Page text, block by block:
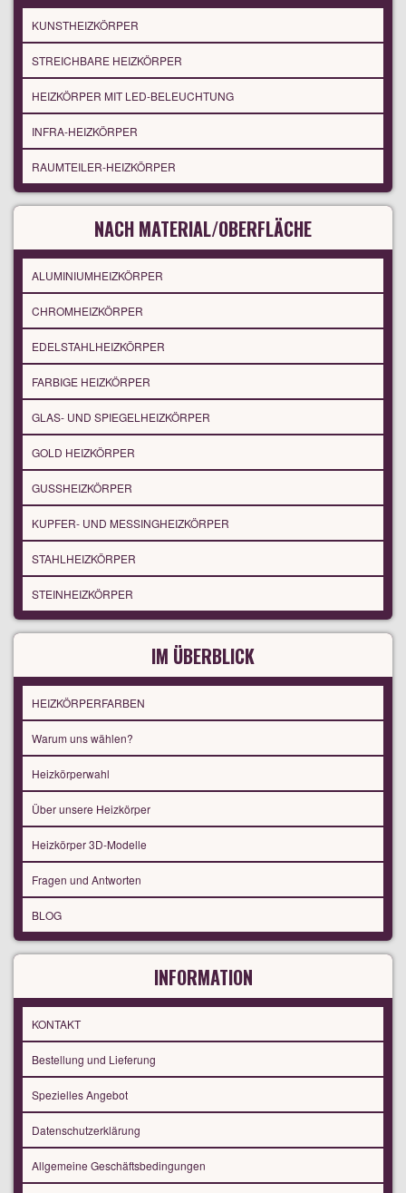
KUNSTHEIZKÖRPER
STREICHBARE HEIZKÖRPER
HEIZKÖRPER MIT LED-BELEUCHTUNG
INFRA-HEIZKÖRPER
RAUMTEILER-HEIZKÖRPER
NACH MATERIAL/OBERFLÄCHE
ALUMINIUMHEIZKÖRPER
CHROMHEIZKÖRPER
EDELSTAHLHEIZKÖRPER
FARBIGE HEIZKÖRPER
GLAS- UND SPIEGELHEIZKÖRPER
GOLD HEIZKÖRPER
GUSSHEIZKÖRPER
KUPFER- UND MESSINGHEIZKÖRPER
STAHLHEIZKÖRPER
STEINHEIZKÖRPER
IM ÜBERBLICK
HEIZKÖRPERFARBEN
Warum uns wählen?
Heizkörperwahl
Über unsere Heizkörper
Heizkörper 3D-Modelle
Fragen und Antworten
BLOG
INFORMATION
KONTAKT
Bestellung und Lieferung
Spezielles Angebot
Datenschutzerklärung
Allgemeine Geschäftsbedingungen